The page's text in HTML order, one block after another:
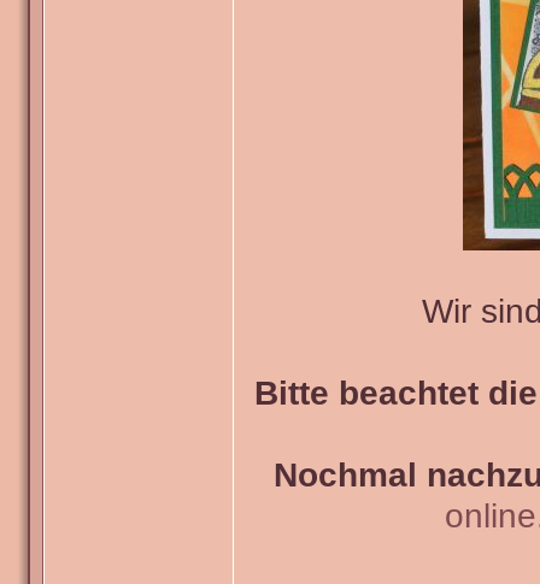
Wir
Bitte beachtet
Nochmal